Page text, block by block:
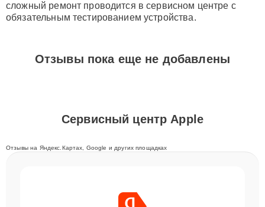
сложный ремонт проводится в сервисном центре с
обязательным тестированием устройства.
Отзывы пока еще не добавлены
Сервисный центр Apple
Отзывы на Яндекс.Картах, Google и других площадках